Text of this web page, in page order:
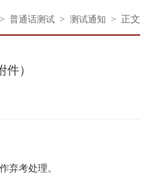
> 普通话测试 > 测试通知 > 正文
）
弃考处理。